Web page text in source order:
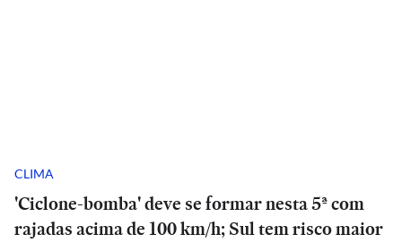
CLIMA
'Ciclone-bomba' deve se formar nesta 5ª com
rajadas acima de 100 km/h; Sul tem risco maior